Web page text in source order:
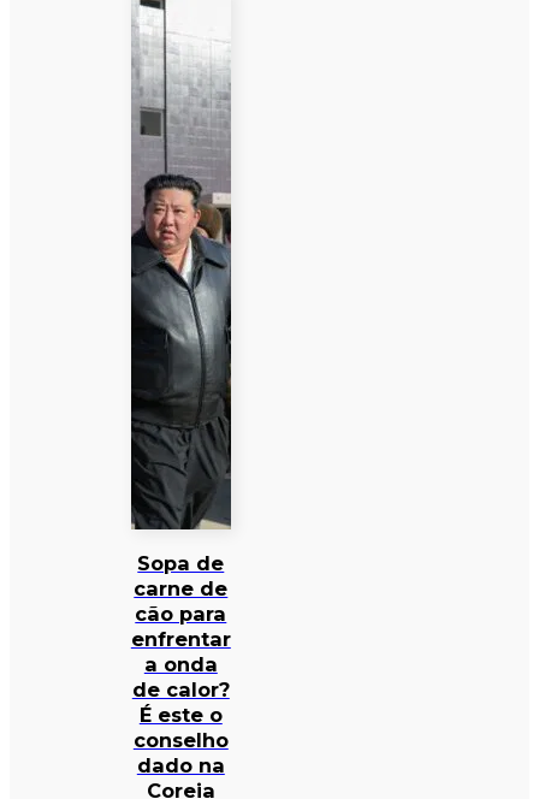
Sopa de
carne de
cão para
enfrentar
a onda
de calor?
É este o
conselho
dado na
Coreia